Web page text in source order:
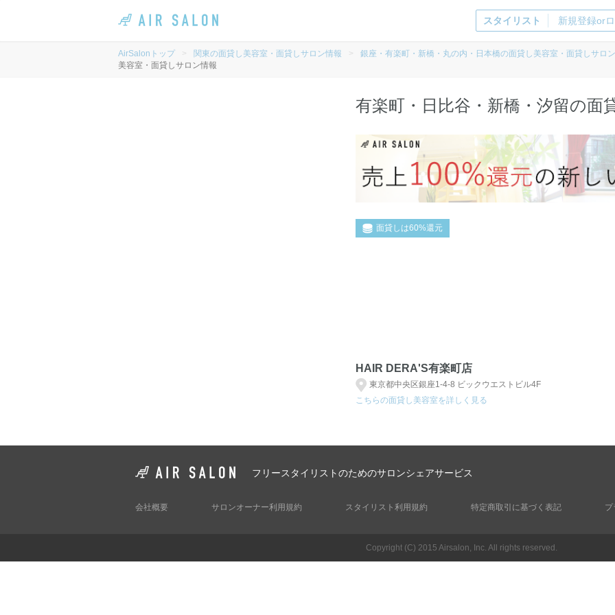
スタイリスト 新規登録or
AirSalonトップ > 関東の面貸し美容室・面貸しサロン情報 > 銀座・有楽町・新橋・丸の内・日本橋の面貸し美容室・面貸しサロ
美容室・面貸しサロン情報
有楽町・日比谷・新橋・汐留の面
面貸しは60%還元
HAIR DERA'S有楽町店
東京都中央区銀座1-4-8 ビックウエストビル4F
こちらの面貸し美容室を詳しく見る
フリースタイリストのためのサロンシェアサービス
会社概要 サロンオーナー利用規約 スタイリスト利用規約 特定商取引に基づく表記 プ
Copyright (C) 2015 Airsalon, Inc. All rights reserved.